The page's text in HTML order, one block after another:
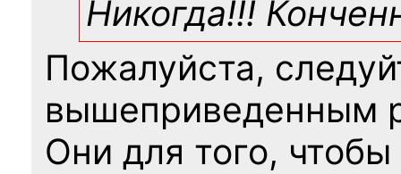
Никогда!!!
Пожалуйста,
вышеприведенным
Они для того,